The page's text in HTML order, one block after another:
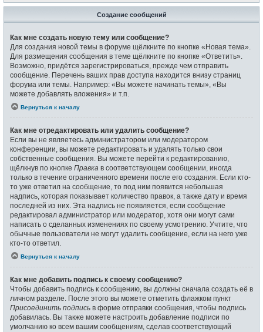
Создание сообщений
Как мне создать новую тему или сообщение?
Для создания новой темы в форуме щёлкните по кнопке «Новая тема».
Для размещения сообщения в теме щёлкните по кнопке «Ответить».
Возможно, придётся зарегистрироваться, прежде чем отправить
сообщение. Перечень ваших прав доступа находится внизу страниц
форума или темы. Например: «Вы можете начинать темы», «Вы
можете добавлять вложения» и т.п.
Вернуться к началу
Как мне отредактировать или удалить сообщение?
Если вы не являетесь администратором или модератором
конференции, вы можете редактировать и удалять только свои
собственные сообщения. Вы можете перейти к редактированию,
щёлкнув по кнопке Правка в соответствующем сообщении, иногда
только в течение ограниченного времени после его создания. Если кто-
то уже ответил на сообщение, то под ним появится небольшая
надпись, которая показывает количество правок, а также дату и время
последней из них. Эта надпись не появляется, если сообщение
редактировал администратор или модератор, хотя они могут сами
написать о сделанных изменениях по своему усмотрению. Учтите, что
обычные пользователи не могут удалить сообщение, если на него уже
кто-то ответил.
Вернуться к началу
Как мне добавить подпись к своему сообщению?
Чтобы добавить подпись к сообщению, вы должны сначала создать её в
личном разделе. После этого вы можете отметить флажком пункт
Присоединить подпись в форме отправки сообщения, чтобы подпись
добавилась. Вы также можете настроить добавление подписи по
умолчанию ко всем вашим сообщениям, сделав соответствующий